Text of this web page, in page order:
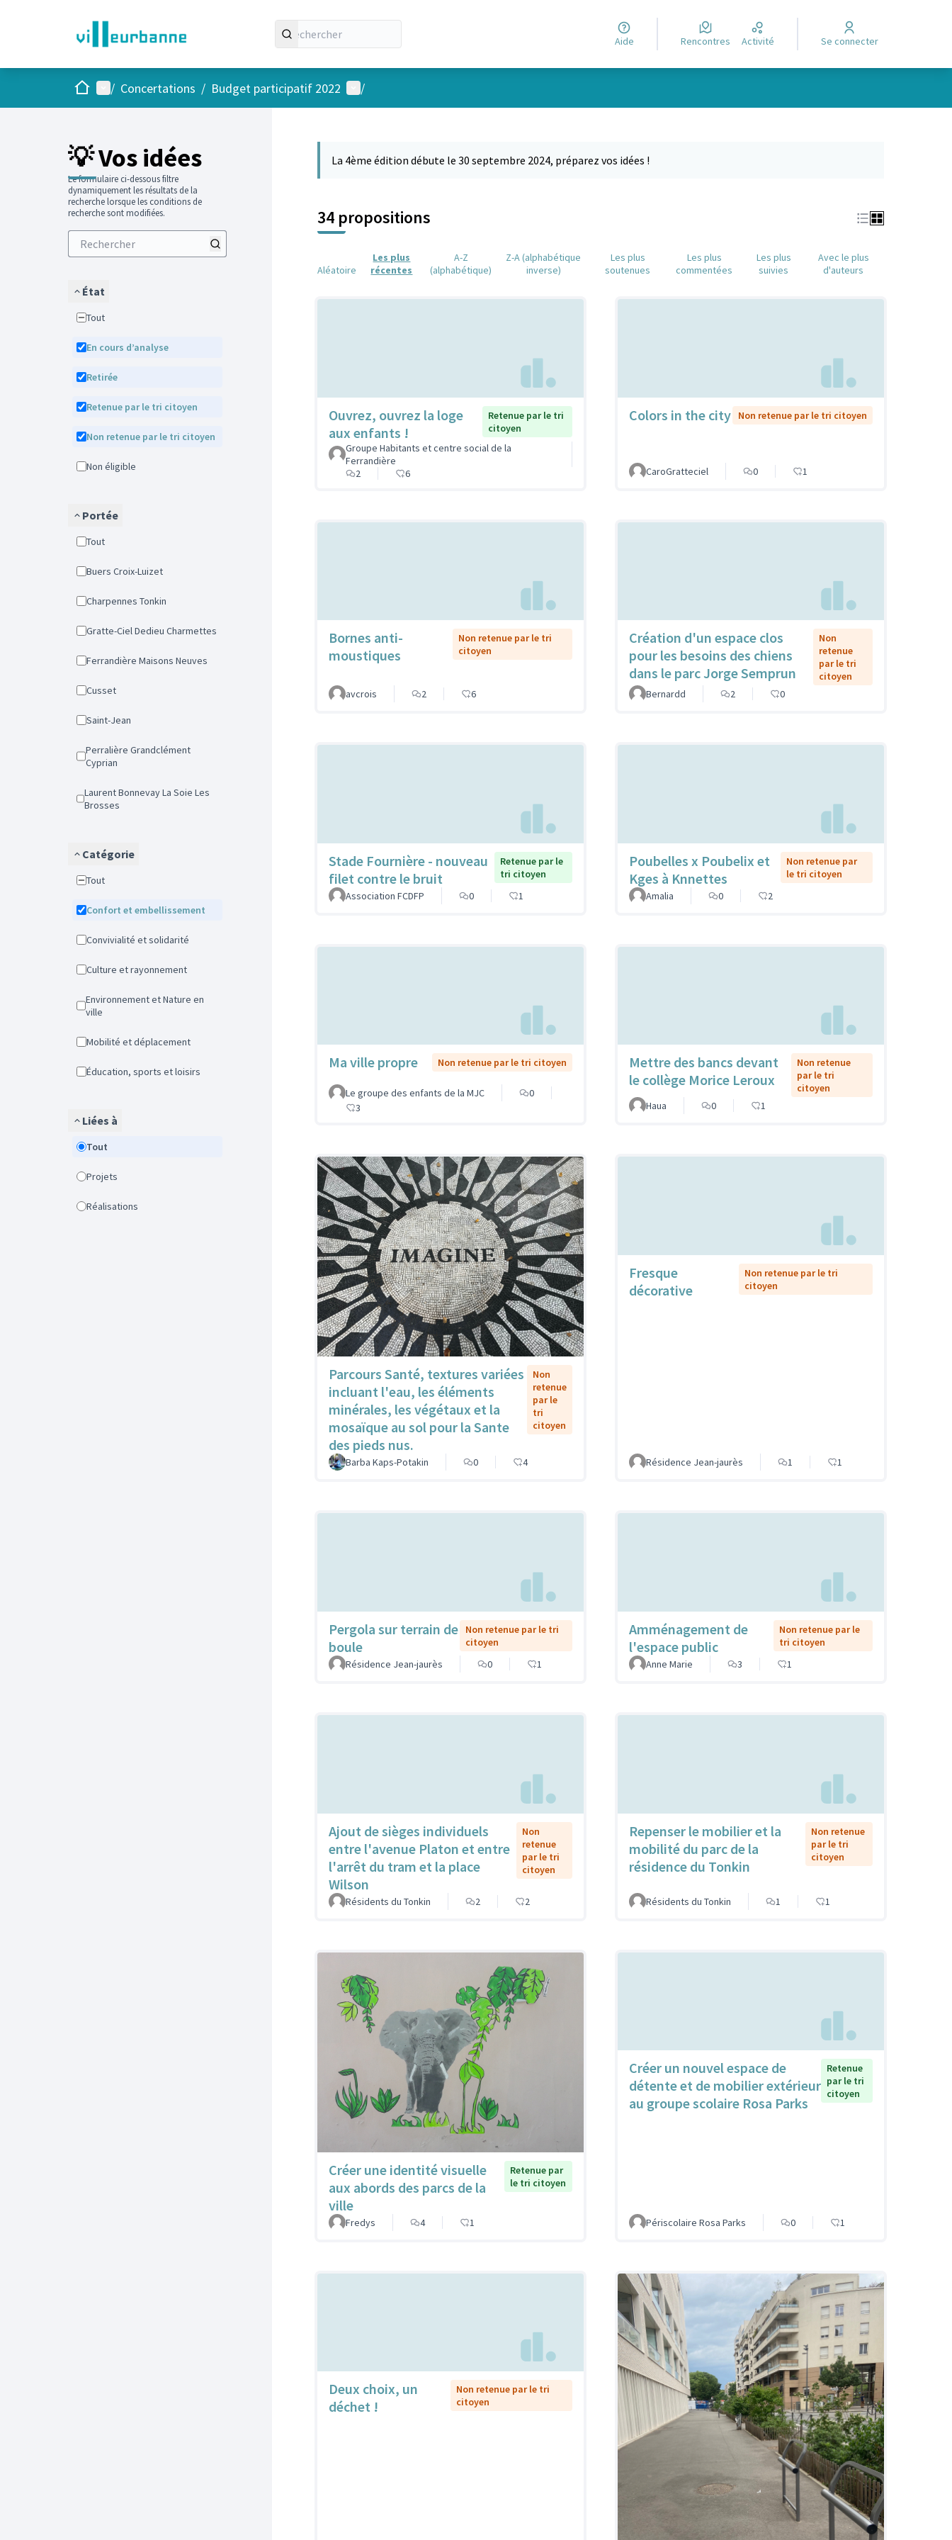
Aide Rencontres Activité Se connecter
AccueilMenu principal
/ Concertations / Budget participatif 2022 Menu utilisateur
/
💡 Vos idées
Le formulaire ci-dessous filtre
dynamiquement les résultats de la
recherche lorsque les conditions de
recherche sont modifiées.
État
Tout
En cours d’analyse
Retirée
Retenue par le tri citoyen
Non retenue par le tri citoyen
Non éligible
Portée
Tout
Buers Croix-Luizet
Charpennes Tonkin
Gratte-Ciel Dedieu Charmettes
Ferrandière Maisons Neuves
Cusset
Saint-Jean
Perralière Grandclément
Cyprian
Laurent Bonnevay La Soie Les
Brosses
Catégorie
Tout
Confort et embellissement
Convivialité et solidarité
Culture et rayonnement
Environnement et Nature en
ville
Mobilité et déplacement
Éducation, sports et loisirs
Liées à
Tout
Projets
Réalisations
La 4ème édition débute le 30 septembre 2024, préparez vos idées !
34 propositions
Aléatoire
Les plus
récentes
A-Z
(alphabétique)
Z-A (alphabétique
inverse)
Les plus
soutenues
Les plus
commentées
Les plus
suivies
Avec le plus
d'auteurs
Ouvrez, ouvrez la loge
aux enfants !
Retenue par le tri
citoyen
Groupe Habitants et centre social de la
Ferrandière
2
6
Colors in the city Non retenue par le tri citoyen
CaroGratteciel 0 1
Bornes anti-
moustiques
Non retenue par le tri
citoyen
avcrois 2 6
Création d'un espace clos
pour les besoins des chiens
dans le parc Jorge Semprun
Non
retenue
par le tri
citoyen
Bernardd
2 0
Stade Fournière - nouveau
filet contre le bruit
Retenue par le
tri citoyen
Association FCDFP
0 1
Poubelles x Poubelix et
Kges à Knnettes
Non retenue par
le tri citoyen
Amalia
0 2
Ma ville propre Non retenue par le tri citoyen
Le groupe des enfants de la MJC
0
3
Mettre des bancs devant
le collège Morice Leroux
Non retenue
par le tri
citoyen
Haua
0 1
Parcours Santé, textures variées
incluant l'eau, les éléments
minérales, les végétaux et la
mosaïque au sol pour la Sante
des pieds nus.
Non
retenue
par le
tri
citoyen
Barba Kaps-Potakin 0 4
Fresque
décorative
Non retenue par le tri
citoyen
Résidence Jean-jaurès 1 1
Pergola sur terrain de
boule
Non retenue par le tri
citoyen
Résidence Jean-jaurès
0 1
Amménagement de
l'espace public
Non retenue par le
tri citoyen
Anne Marie
3 1
Ajout de sièges individuels
entre l'avenue Platon et entre
l'arrêt du tram et la place
Wilson
Non
retenue
par le tri
citoyen
Résidents du Tonkin 2 2
Repenser le mobilier et la
mobilité du parc de la
résidence du Tonkin
Non retenue
par le tri
citoyen
Résidents du Tonkin 1 1
Créer une identité visuelle
aux abords des parcs de la
ville
Retenue par
le tri citoyen
Fredys 4 1
Créer un nouvel espace de
détente et de mobilier extérieur
au groupe scolaire Rosa Parks
Retenue
par le tri
citoyen
Périscolaire Rosa Parks 0 1
Deux choix, un
déchet !
Non retenue par le tri
citoyen